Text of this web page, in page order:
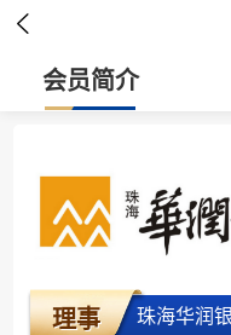

会员简介
理事 珠海华润